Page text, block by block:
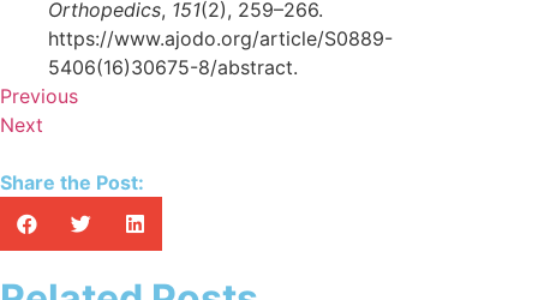
Orthopedics, 151(2), 259–266.
https://www.ajodo.org/article/S0889-
5406(16)30675-8/abstract.
Previous
Next
Share the Post: